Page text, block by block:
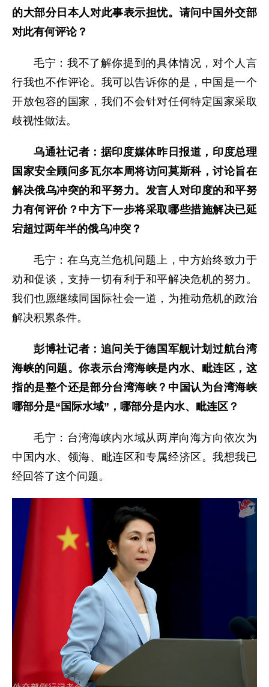
的大部分日本人对此事表示担忧。请问中国外交部
对此有何评论？
毛宁：我不了解你提到的具体情况，对个人言
行我也不作评论。我可以告诉你的是，中国是一个
开放包容的国家，我们不会针对任何特定国家采取
歧视性做法。
乌通社记者：据印度媒体昨日报道，印度总理
国家安全顾问多瓦尔本周将访问莫斯科，讨论旨在
解决俄乌冲突的和平努力。发言人对印度的和平努
力有何评价？中方下一步将采取哪些措施解决已延
宕超过两年半的俄乌冲突？
毛宁：在乌克兰危机问题上，中方始终致力于
劝和促谈，支持一切有利于和平解决危机的努力。
我们也愿继续同国际社会一道，为推动危机的政治
解决积累条件。
彭博社记者：追问关于德国军舰计划过航台湾
海峡的问题。你表示台湾海峡是内水、毗连区，这
指的是整个还是部分台湾海峡？中国认为台湾海峡
哪部分是“国际水域”，哪部分是内水、毗连区？
毛宁：台湾海峡内水域从两岸向海方向依次为
中国内水、领海、毗连区和专属经济区。我想我已
经回答了这个问题。